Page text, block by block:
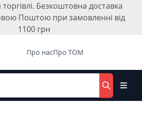
Безкоштовна доставка
Поштою при замовленні від
1100 грн
Про насПро ТОМ